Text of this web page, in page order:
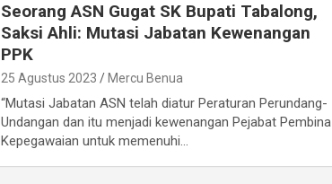
Seorang ASN Gugat SK Bupati Tabalong,
Saksi Ahli: Mutasi Jabatan Kewenangan
PPK
25 Agustus 2023 Mercu Benua
“Mutasi Jabatan ASN telah diatur Peraturan Perundang-
Undangan dan itu menjadi kewenangan Pejabat Pembina
Kepegawaian untuk memenuhi…